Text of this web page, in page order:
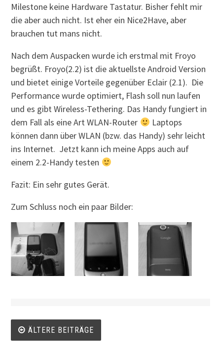
Milestone keine Hardware Tastatur. Bisher fehlt mir
die aber auch nicht. Ist eher ein Nice2Have, aber
brauchen tut mans nicht.
Nach dem Auspacken wurde ich erstmal mit Froyo
begrüßt. Froyo(2.2) ist die aktuellste Android Version
und bietet einige Vorteile gegenüber Eclair (2.1). Die
Performance wurde optimiert, Flash soll nun laufen
und es gibt Wireless-Tethering. Das Handy fungiert in
dem Fall als eine Art WLAN-Router
Laptops
können dann über WLAN (bzw. das Handy) sehr leicht
ins Internet. Jetzt kann ich meine Apps auch auf
einem 2.2-Handy testen
Fazit: Ein sehr gutes Gerät.
Zum Schluss noch ein paar Bilder:
Beitrags-
ÄLTERE BEITRÄGE